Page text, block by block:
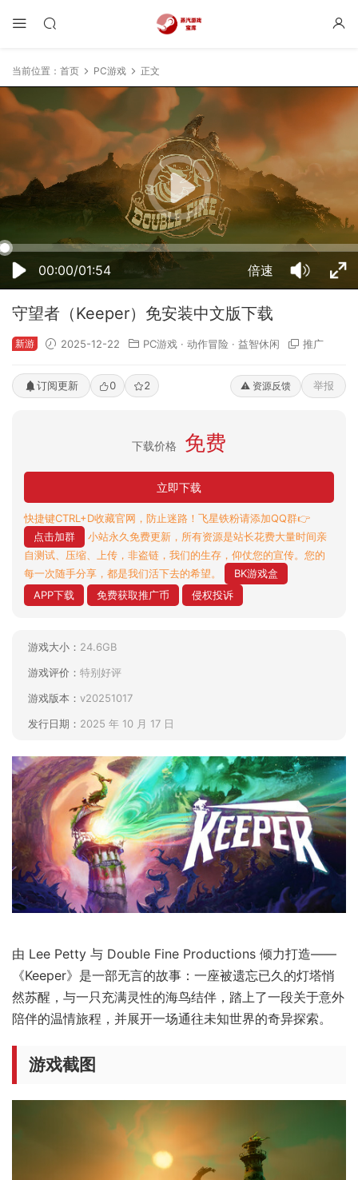
当前位置： 首页 PC游戏 正文
00:00/01:54 倍速
50% 75% 100%
守望者（Keeper）免安装中文版下载
新游 2025-12-22 PC游戏 · 动作冒险 · 益智休闲 推广
订阅更新 0 2 ⚠️ 资源反馈 举报
下载价格 免费
立即下载
快捷键CTRL+D收藏官网，防止迷路！飞星铁粉请添加QQ群👉
点击加群
小站永久免费更新，所有资源是站长花费大量时间亲
自测试、压缩、上传，非盗链，我们的生存，仰仗您的宣传。您的
每一次随手分享，都是我们活下去的希望。
BK游戏盒
APP下载
免费获取推广币 侵权投诉
游戏大小： 24.6GB
游戏评价： 特别好评
游戏版本： v20251017
发行日期： 2025 年 10 月 17 日
由 Lee Petty 与 Double Fine Productions 倾力打造——
《Keeper》是一部无言的故事：一座被遗忘已久的灯塔悄
然苏醒，与一只充满灵性的海鸟结伴，踏上了一段关于意外
陪伴的温情旅程，并展开一场通往未知世界的奇异探索。
游戏截图